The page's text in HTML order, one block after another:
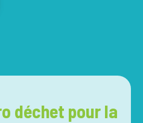
déchet pour la